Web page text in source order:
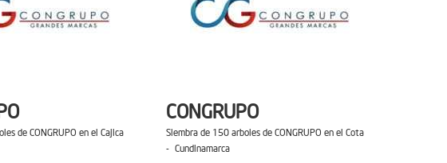
de CONGRUPO en el Cajica
CONGRUPO
Siembra de 150 arboles de CONGRUPO en el Cota
- Cundinamarca